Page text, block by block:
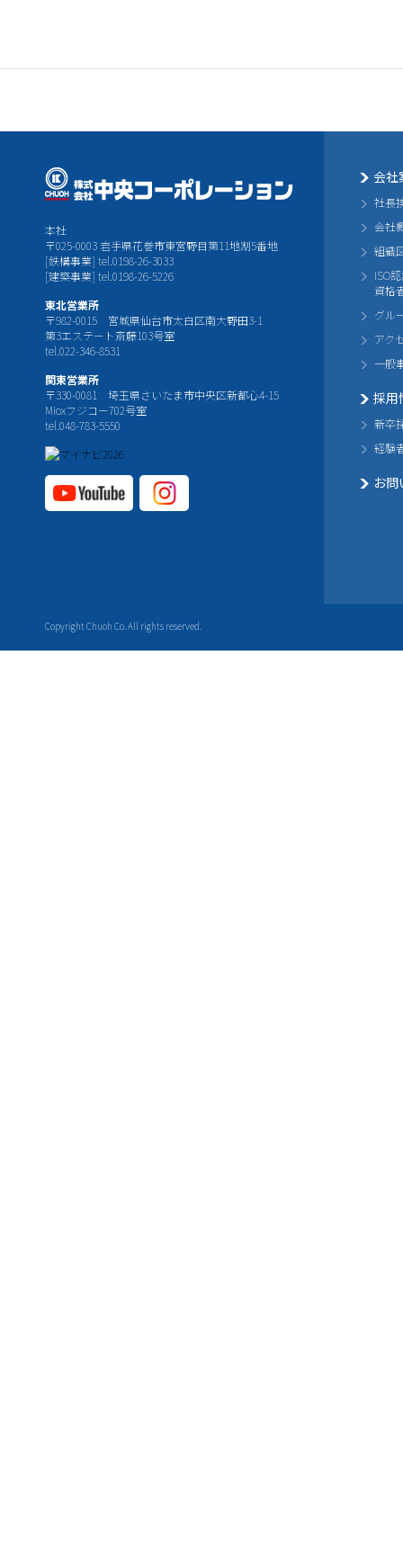
本社
〒025-0003 岩手県花巻市東宮野目第11地割5番地
[鉄構事業] tel.0198-26-3033
[建築事業] tel.0198-26-5226
東北営業所
〒982-0015 宮城県仙台市太白区南大野田3-1
第3エステート斎藤103号室
tel.022-346-8531
関東営業所
〒330-0081 埼玉県さいたま市中央区新都心4-15
Mioxフジコー702号室
tel.048-783-5550
Copyright Chuoh Co. All rights reserved.
会社
社長
会社
組織
ISO
資格
グル
アク
一般
採用
新卒
経験
お